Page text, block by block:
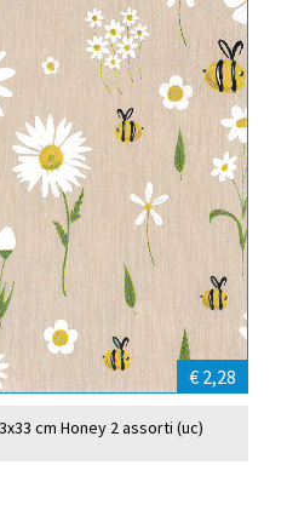
€ 2,28
cm Honey 2 assorti (uc)